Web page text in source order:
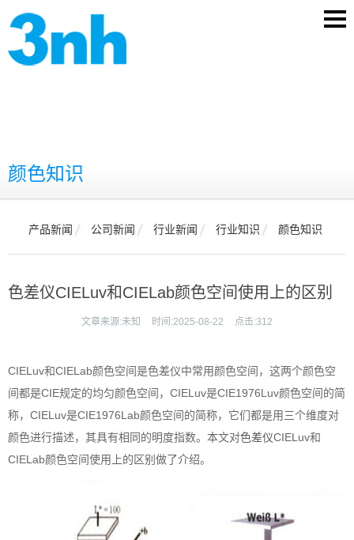
颜色知识
产品新闻 公司新闻 行业新闻 行业知识 颜色知识
色差仪CIELuv和CIELab颜色空间使用上的区别
文章来源:未知 时间:2025-08-22 点击:312
CIELuv和CIELab颜色空间是色差仪中常用颜色空间，这两个颜色空
间都是CIE规定的均匀颜色空间，CIELuv是CIE1976Luv颜色空间的简
称，CIELuv是CIE1976Lab颜色空间的简称，它们都是用三个维度对
颜色进行描述，其具有相同的明度指数。本文对色差仪CIELuv和
CIELab颜色空间使用上的区别做了介绍。